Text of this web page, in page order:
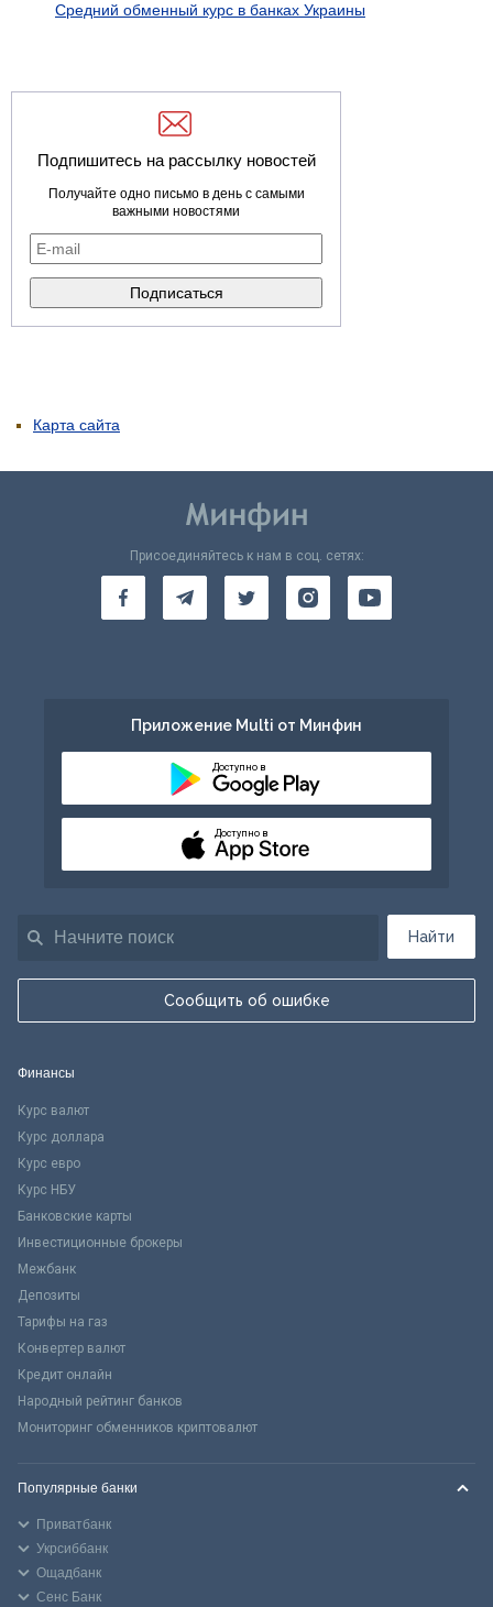
Средний обменный курс в банках Украины
Подпишитесь на рассылку новостей
Получайте одно письмо в день с самыми
важными новостями
Карта сайта
Найти
Сообщить об ошибке
Присоединяйтесь к нам в соц. сетях:
Приложение Multi от Минфин
Доступно в
Доступно в
Финансы
Курс валют
Курс доллара
Курс евро
Курс НБУ
Банковские карты
Инвестиционные брокеры
Межбанк
Депозиты
Тарифы на газ
Конвертер валют
Кредит онлайн
Народный рейтинг банков
Мониторинг обменников криптовалют
Популярные банки
Приватбанк
Укрсиббанк
Ощадбанк
Сенс Банк